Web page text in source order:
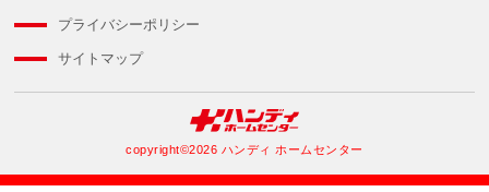
プライバシーポリシー
サイトマップ
copyright©2026 ハンディ ホームセンター